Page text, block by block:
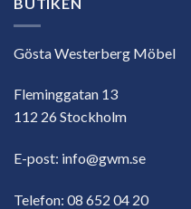
Gösta Westerberg Möbel
Fleminggatan 13
112 26 Stockholm
E-post: info@gwm.se
Telefon: 08 652 04 20